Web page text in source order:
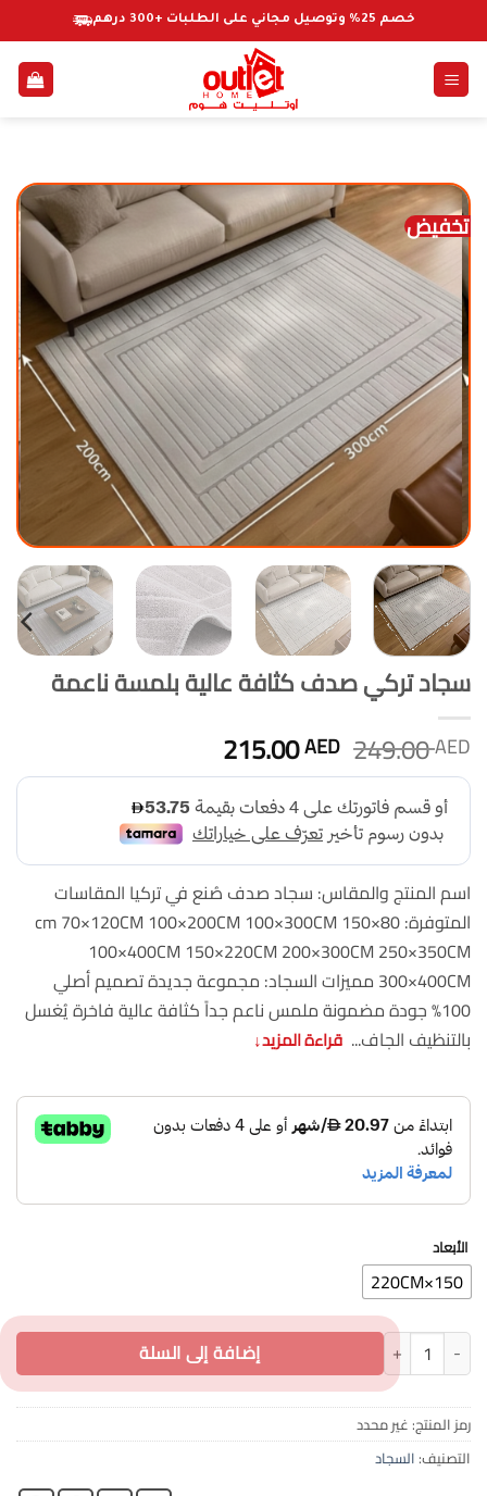
للمحتوى
خصم 25% وتوصيل مجاني على الطلبات +300 درهم
تخفيض
سجاد تركي صدف كثافة عالية بلمسة ناعمة
249.00AED السعر
الأصلي
هو:
249.00 AED.
215.00AED
الحالي
هو:
215.00 AED.
اسم المنتج والمقاس: سجاد صدف صُنع في تركيا المقاسات
المتوفرة: 80×150 cm 70×120CM 100×200CM 100×300CM
100×400CM 150×220CM 200×300CM 250×350CM
300×400CM مميزات السجاد: مجموعة جديدة تصميم أصلي
100% جودة مضمونة ملمس ناعم جداً كثافة عالية فاخرة يُغسل
بالتنظيف الجاف... قراءة المزيد↓
الأبعاد
150×220CM
كمية سجاد تركي صدف كثافة عالية بلمسة ناعمة
إضافة إلى السلة
رمز المنتج: غير محدد
التصنيف: السجاد